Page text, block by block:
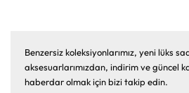
Benzersiz koleksiyonlarımız, yeni lüks
aksesuarlarımızdan, indirim ve güncel
haberdar olmak için bizi takip edin.